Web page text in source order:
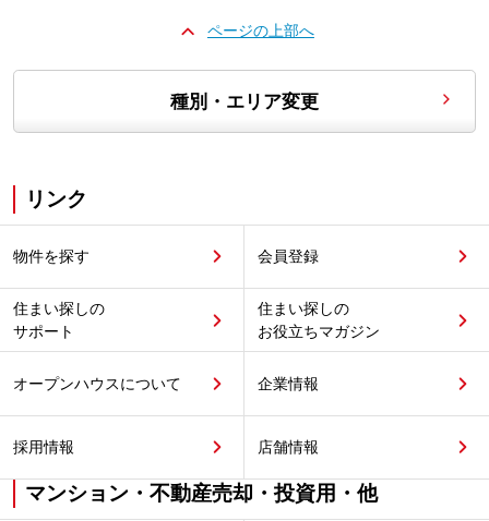
ページの上部へ
種別・エリア変更
リンク
物件を探す 会員登録
住まい探しの
サポート
住まい探しの
お役立ちマガジン
オープンハウスについて 企業情報
採用情報 店舗情報
マンション・不動産売却・投資用・他